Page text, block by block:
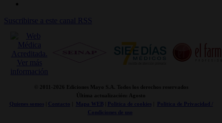
Suscribirse a este canal RSS
© 2011- 2026 Ediciones Mayo S.A. Todos los derechos reservados
Última actualización: Agosto
Quienes somos| Contacto Mapa WEB| Politica de cookies|
Politica de Privacidad /
Condiciones de uso